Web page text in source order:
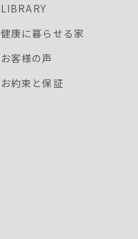
LIBRARY
健康に暮らせる家
お客様の声
お約束と保証